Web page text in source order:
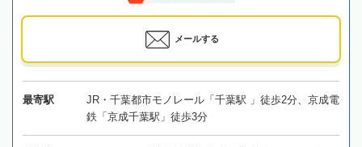
メールする
最寄駅
JR・千葉都市モノレール「千葉駅 」徒歩2分、京成電
鉄「京成千葉駅」徒歩3分